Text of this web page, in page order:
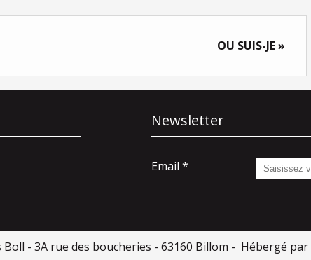
OU SUIS-JE »
Newsletter
Email
Boll - 3A rue des boucheries - 63160 Billom - Hébergé par